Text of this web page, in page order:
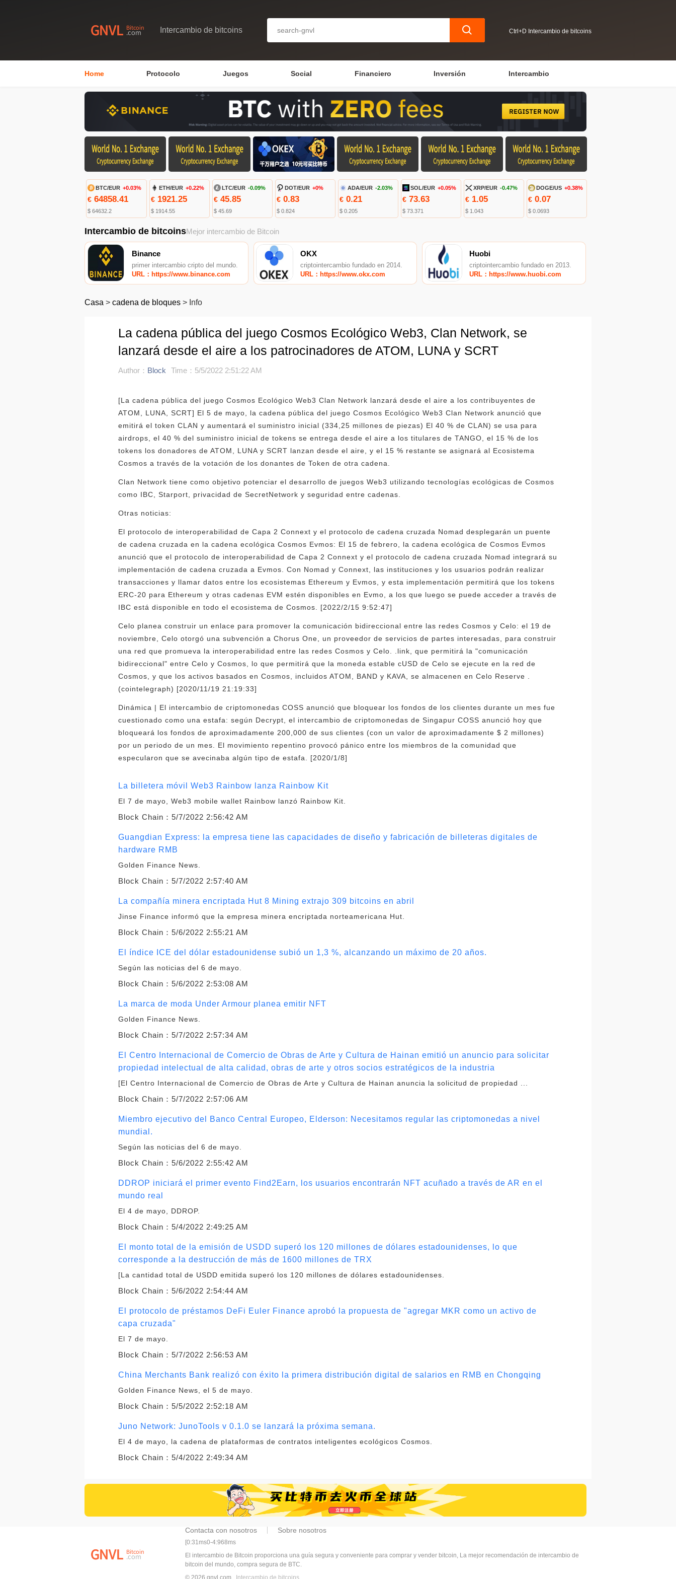
Intercambio de bitcoins Ctrl+D Intercambio de bitcoins
Home Protocolo Juegos Social Financiero Inversión Intercambio
BTC/EUR +0.03%
€ 64858.41
$ 64632.2
ETH/EUR +0.22%
€1921.25
$ 1914.55
LTC/EUR -0.09%
€45.85
$ 45.69
DOT/EUR +0%
€0.83
$ 0.824
ADA/EUR -2.03%
€0.21
$ 0.205
SOL/EUR +0.05%
€ 73.63
$ 73.371
XRP/EUR -0.47%
€ 1.05
$ 1.043
DOGE/US +0.38%
€ 0.07
$ 0.0693
Intercambio de bitcoinsMejor intercambio de Bitcoin
Binance
primer intercambio cripto del mundo.
URL：https://www.binance.com
OKX
criptointercambio fundado en 2014.
URL：https://www.okx.com
Huobi
criptointercambio fundado en 2013.
URL：https://www.huobi.com
Casa > cadena de bloques > Info
La cadena pública del juego Cosmos Ecológico Web3, Clan Network, se
lanzará desde el aire a los patrocinadores de ATOM, LUNA y SCRT
Author： Block Time：5/5/2022 2:51:22 AM
[La cadena pública del juego Cosmos Ecológico Web3 Clan Network lanzará desde el aire a los contribuyentes de
ATOM, LUNA, SCRT] El 5 de mayo, la cadena pública del juego Cosmos Ecológico Web3 Clan Network anunció que
emitirá el token CLAN y aumentará el suministro inicial (334,25 millones de piezas) El 40 % de CLAN) se usa para
airdrops, el 40 % del suministro inicial de tokens se entrega desde el aire a los titulares de TANGO, el 15 % de los
tokens los donadores de ATOM, LUNA y SCRT lanzan desde el aire, y el 15 % restante se asignará al Ecosistema
Cosmos a través de la votación de los donantes de Token de otra cadena.
Clan Network tiene como objetivo potenciar el desarrollo de juegos Web3 utilizando tecnologías ecológicas de Cosmos
como IBC, Starport, privacidad de SecretNetwork y seguridad entre cadenas.
Otras noticias:
El protocolo de interoperabilidad de Capa 2 Connext y el protocolo de cadena cruzada Nomad desplegarán un puente
de cadena cruzada en la cadena ecológica Cosmos Evmos: El 15 de febrero, la cadena ecológica de Cosmos Evmos
anunció que el protocolo de interoperabilidad de Capa 2 Connext y el protocolo de cadena cruzada Nomad integrará su
implementación de cadena cruzada a Evmos. Con Nomad y Connext, las instituciones y los usuarios podrán realizar
transacciones y llamar datos entre los ecosistemas Ethereum y Evmos, y esta implementación permitirá que los tokens
ERC-20 para Ethereum y otras cadenas EVM estén disponibles en Evmo, a los que luego se puede acceder a través de
IBC está disponible en todo el ecosistema de Cosmos. [2022/2/15 9:52:47]
Celo planea construir un enlace para promover la comunicación bidireccional entre las redes Cosmos y Celo: el 19 de
noviembre, Celo otorgó una subvención a Chorus One, un proveedor de servicios de partes interesadas, para construir
una red que promueva la interoperabilidad entre las redes Cosmos y Celo. .link, que permitirá la "comunicación
bidireccional" entre Celo y Cosmos, lo que permitirá que la moneda estable cUSD de Celo se ejecute en la red de
Cosmos, y que los activos basados ​​en Cosmos, incluidos ATOM, BAND y KAVA, se almacenen en Celo Reserve .
(cointelegraph) [2020/11/19 21:19:33]
Dinámica | El intercambio de criptomonedas COSS anunció que bloquear los fondos de los clientes durante un mes fue
cuestionado como una estafa: según Decrypt, el intercambio de criptomonedas de Singapur COSS anunció hoy que
bloqueará los fondos de aproximadamente 200,000 de sus clientes (con un valor de aproximadamente $ 2 millones)
por un periodo de un mes. El movimiento repentino provocó pánico entre los miembros de la comunidad que
especularon que se avecinaba algún tipo de estafa. [2020/1/8]
La billetera móvil Web3 Rainbow lanza Rainbow Kit
El 7 de mayo, Web3 mobile wallet Rainbow lanzó Rainbow Kit.
Block Chain：5/7/2022 2:56:42 AM
Guangdian Express: la empresa tiene las capacidades de diseño y fabricación de billeteras digitales de
hardware RMB
Golden Finance News.
Block Chain：5/7/2022 2:57:40 AM
La compañía minera encriptada Hut 8 Mining extrajo 309 bitcoins en abril
Jinse Finance informó que la empresa minera encriptada norteamericana Hut.
Block Chain：5/6/2022 2:55:21 AM
El índice ICE del dólar estadounidense subió un 1,3 %, alcanzando un máximo de 20 años.
Según las noticias del 6 de mayo.
Block Chain：5/6/2022 2:53:08 AM
La marca de moda Under Armour planea emitir NFT
Golden Finance News.
Block Chain：5/7/2022 2:57:34 AM
El Centro Internacional de Comercio de Obras de Arte y Cultura de Hainan emitió un anuncio para solicitar
propiedad intelectual de alta calidad, obras de arte y otros socios estratégicos de la industria
[El Centro Internacional de Comercio de Obras de Arte y Cultura de Hainan anuncia la solicitud de propiedad ...
Block Chain：5/7/2022 2:57:06 AM
Miembro ejecutivo del Banco Central Europeo, Elderson: Necesitamos regular las criptomonedas a nivel
mundial.
Según las noticias del 6 de mayo.
Block Chain：5/6/2022 2:55:42 AM
DDROP iniciará el primer evento Find2Earn, los usuarios encontrarán NFT acuñado a través de AR en el
mundo real
El 4 de mayo, DDROP.
Block Chain：5/4/2022 2:49:25 AM
El monto total de la emisión de USDD superó los 120 millones de dólares estadounidenses, lo que
corresponde a la destrucción de más de 1600 millones de TRX
[La cantidad total de USDD emitida superó los 120 millones de dólares estadounidenses.
Block Chain：5/6/2022 2:54:44 AM
El protocolo de préstamos DeFi Euler Finance aprobó la propuesta de "agregar MKR como un activo de
capa cruzada"
El 7 de mayo.
Block Chain：5/7/2022 2:56:53 AM
China Merchants Bank realizó con éxito la primera distribución digital de salarios en RMB en Chongqing
Golden Finance News, el 5 de mayo.
Block Chain：5/5/2022 2:52:18 AM
Juno Network: JunoTools v 0.1.0 se lanzará la próxima semana.
El 4 de mayo, la cadena de plataformas de contratos inteligentes ecológicos Cosmos.
Block Chain：5/4/2022 2:49:34 AM
Contacta con nosotros Sobre nosotros
[0:31ms0-4:968ms
El intercambio de Bitcoin proporciona una guía segura y conveniente para comprar y vender bitcoin, La mejor recomendación de intercambio de
bitcoin del mundo, compra segura de BTC.